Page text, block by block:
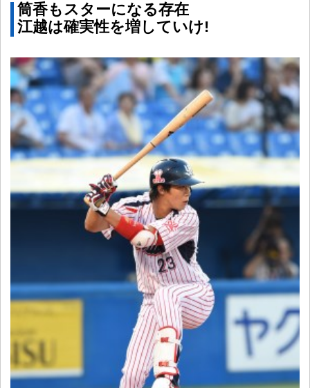
筒香もスターになる存在
江越は確実性を増していけ!